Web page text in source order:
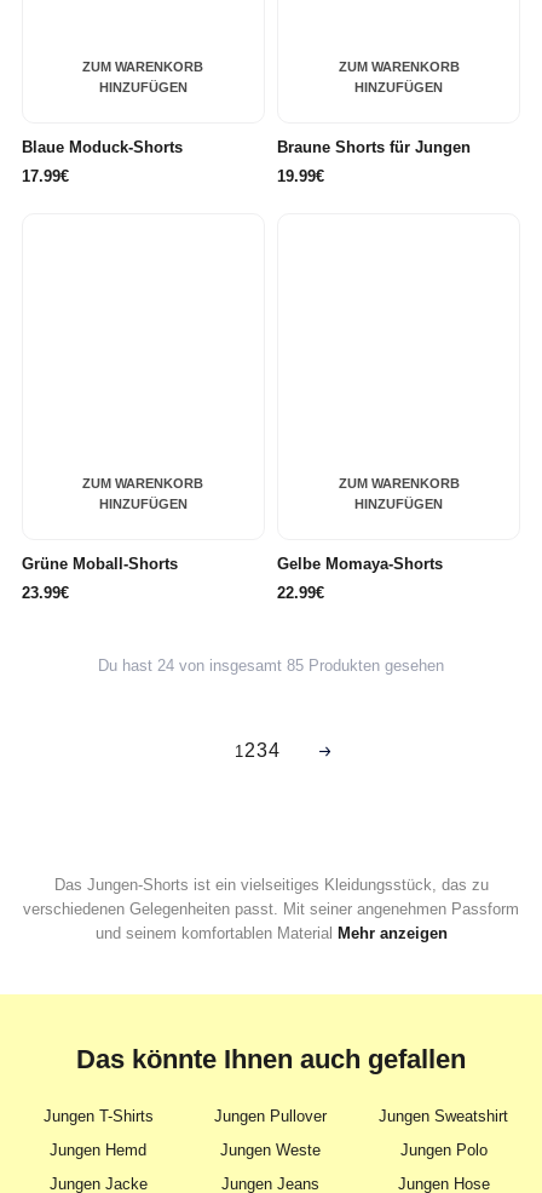
ZUM WARENKORB
HINZUFÜGEN
Blaue Moduck-Shorts
17.99€
ZUM WARENKORB
HINZUFÜGEN
Braune Shorts für Jungen
19.99€
ZUM WARENKORB
HINZUFÜGEN
Grüne Moball-Shorts
23.99€
ZUM WARENKORB
HINZUFÜGEN
Gelbe Momaya-Shorts
22.99€
Du hast 24 von insgesamt 85 Produkten gesehen
1 234
Das Jungen-Shorts ist ein vielseitiges Kleidungsstück, das zu
verschiedenen Gelegenheiten passt. Mit seiner angenehmen Passform
und seinem komfortablen Material Mehr anzeigen
Das könnte Ihnen auch gefallen
Jungen T-Shirts Jungen Pullover
Jungen Sweatshirt
Jungen Hemd
Jungen Weste
Jungen Polo
Jungen Jacke
Jungen Jeans Jungen Hose